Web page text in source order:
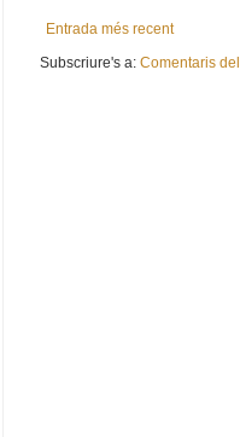
Entrada més recent
Subscriure's a: Comentaris